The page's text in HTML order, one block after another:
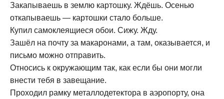
Закапываешь в землю картошку. Ждёшь. Осенью
откапываешь — картошки стало больше.
Купил самоклеящиеся обои. Сижу. Жду.
Зашёл на почту за макаронами, а там, оказывается, и
письмо можно отправить.
Относись к окружающим так, как если бы они могли
внести тебя в завещание.
Проходил рамку металлодетектора в аэропорту, она